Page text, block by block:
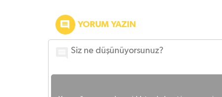
YORUM YAZIN